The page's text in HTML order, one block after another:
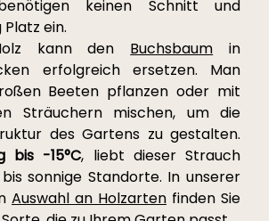
keinen Schnitt und
ein.
kann den Buchsbaum in
erfolgreich ersetzen. Man
Beeten pflanzen oder mit
Sträuchern mischen, um die
des Gartens zu gestalten.
bis -15°C, liebt dieser Strauch
sonnige Standorte. In unserer
Auswahl an Holzarten finden Sie